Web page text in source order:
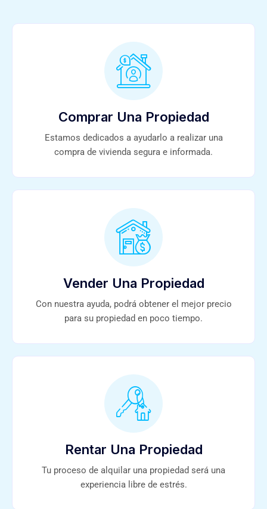
Comprar Una Propiedad
Estamos dedicados a ayudarlo a realizar una
compra de vivienda segura e informada.
Vender Una Propiedad
Con nuestra ayuda, podrá obtener el mejor precio
para su propiedad en poco tiempo.
Rentar Una Propiedad
Tu proceso de alquilar una propiedad será una
experiencia libre de estrés.